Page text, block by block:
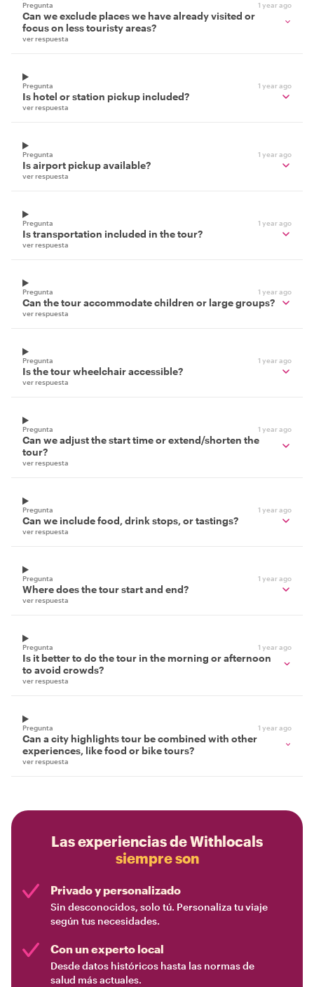
Pregunta 1 year ago
Can we exclude places we have already visited or
focus on less touristy areas?
ver respuesta
Pregunta 1 year ago
Is hotel or station pickup included?
ver respuesta
Pregunta 1 year ago
Is airport pickup available?
ver respuesta
Pregunta 1 year ago
Is transportation included in the tour?
ver respuesta
Pregunta 1 year ago
Can the tour accommodate children or large groups?
ver respuesta
Pregunta 1 year ago
Is the tour wheelchair accessible?
ver respuesta
Pregunta 1 year ago
Can we adjust the start time or extend/shorten the
tour?
ver respuesta
Pregunta 1 year ago
Can we include food, drink stops, or tastings?
ver respuesta
Pregunta 1 year ago
Where does the tour start and end?
ver respuesta
Pregunta 1 year ago
Is it better to do the tour in the morning or afternoon
to avoid crowds?
ver respuesta
Pregunta 1 year ago
Can a city highlights tour be combined with other
experiences, like food or bike tours?
ver respuesta
Las experiencias de Withlocals
siempre son
Privado y personalizado
Sin desconocidos, solo tú. Personaliza tu viaje
según tus necesidades.
Con un experto local
Desde datos históricos hasta las normas de
salud más actuales.